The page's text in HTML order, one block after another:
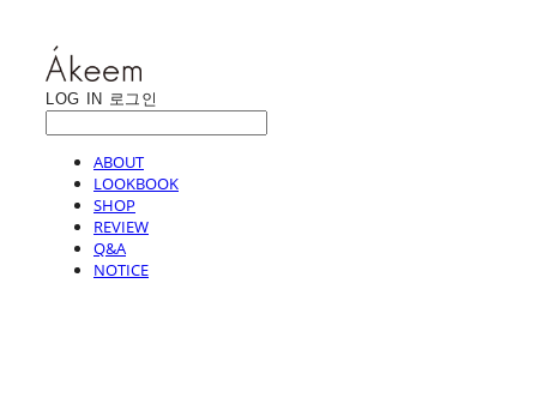
LOG IN 로그인
ABOUT
LOOKBOOK
SHOP
REVIEW
Q&A
NOTICE